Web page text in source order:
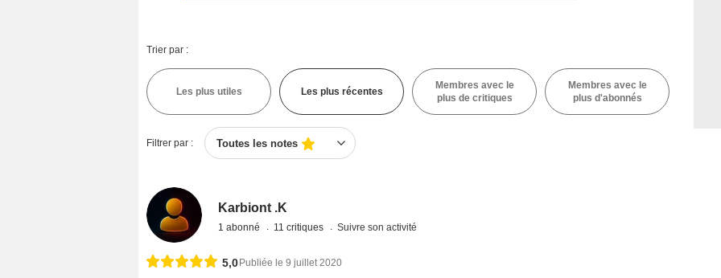
Trier par :
Les plus utiles Les plus récentes
Membres avec le
plus de critiques
Membres avec le
plus d'abonnés
Filtrer par : Toutes les notes
Karbiont .K
1 abonné 11 critiques Suivre son activité
5,0 Publiée le 9 juillet 2020